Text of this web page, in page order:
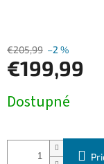
€205,99 –2 %
€199,99
cena:
Dostupné